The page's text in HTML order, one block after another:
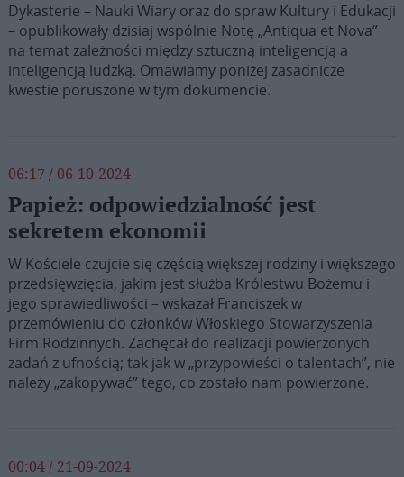
Dykasterie – Nauki Wiary oraz do spraw Kultury i Edukacji
– opublikowały dzisiaj wspólnie Notę „Antiqua et Nova”
na temat zależności między sztuczną inteligencją a
inteligencją ludzką. Omawiamy poniżej zasadnicze
kwestie poruszone w tym dokumencie.
06:17 / 06-10-2024
Papież: odpowiedzialność jest
sekretem ekonomii
W Kościele czujcie się częścią większej rodziny i większego
przedsięwzięcia, jakim jest służba Królestwu Bożemu i
jego sprawiedliwości – wskazał Franciszek w
przemówieniu do członków Włoskiego Stowarzyszenia
Firm Rodzinnych. Zachęcał do realizacji powierzonych
zadań z ufnością; tak jak w „przypowieści o talentach”, nie
należy „zakopywać” tego, co zostało nam powierzone.
00:04 / 21-09-2024